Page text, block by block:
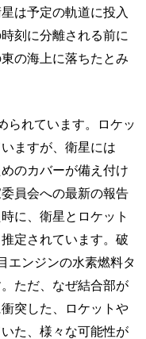
は予定の軌道に投入
刻に分離される前に
の海上に落ちたとみ
られています。ロケッ
ますが、衛星には
のカバーが備え付け
員会への最新の報告
に、衛星とロケット
定されています。破
エンジンの水素燃料タ
ただ、なぜ結合部が
突した、ロケットや
た、様々な可能性が